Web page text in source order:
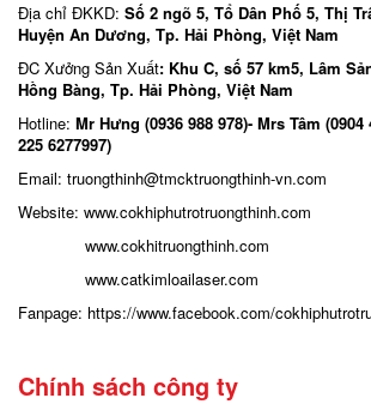
Địa chỉ ĐKKD: Số 2 ngõ 5, Tổ Dân Phố 5, Thị
Huyện An Dương, Tp. Hải Phòng, Việt Nam
ĐC Xưởng Sản Xuất: Khu C, số 57 km5, Lâm
Hồng Bàng, Tp. Hải Phòng, Việt Nam
Hotline: Mr Hưng (0936 988 978)- Mrs Tâm (0904
225 6277997)
Email: truongthinh@tmcktruongthinh-vn.com
Website: www.cokhiphutrotruongthinh.com
www.cokhitruongthinh.com
www.catkimloailaser.com
Fanpage: https://www.facebook.com/
Chính sách công ty